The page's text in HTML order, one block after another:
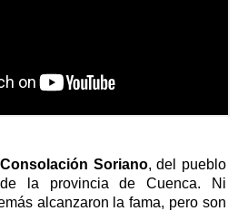
Consolación Soriano, del pueblo
la provincia de Cuenca. Ni
alcanzaron la fama, pero son